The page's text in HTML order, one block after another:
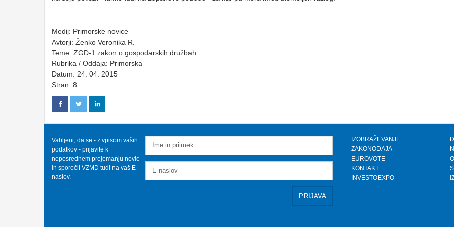
Medij: Primorske novice
Avtorji: Ženko Veronika R.
Teme: ZGD-1 zakon o gospodarskih družbah
Rubrika / Oddaja: Primorska
Datum: 24. 04. 2015
Stran: 8
Vabljeni, da se - z vpisom vaših
podatkov - prijavite k
neposrednem prejemanju novic
in sporočil VZMD tudi na vaš E-
naslov.
IZOBRAŽEVANJE
ZAKONODAJA
EUROVOTE
KONTAKT
INVESTOEXPO